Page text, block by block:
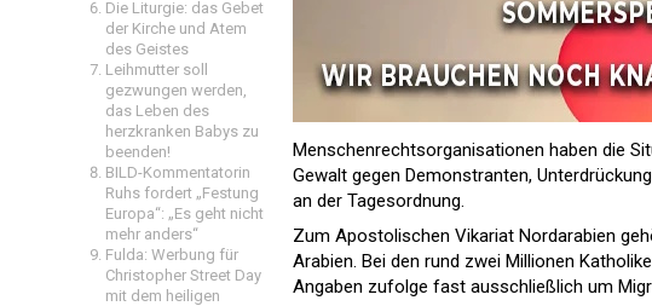
Die Liturgie: das Gebet
der Kirche und Atem
des Geistes
Leihmutter soll
gezwungen werden,
das Leben des
herzkranken Babys zu
beenden!
BILD-Kommentatorin
Ruhs fordert „Festung
Europa“: „Es geht nicht
mehr anders“
Fulda: Werbung für
Christopher Street Day
mit dem heiligen
Menschenrechtsorganisationen haben die
Gewalt gegen Demonstranten,
an der Tagesordnung.
Zum Apostolischen Vikariat Nordarabien
Arabien. Bei den rund zwei Millionen
Angaben zufolge fast ausschließlich um